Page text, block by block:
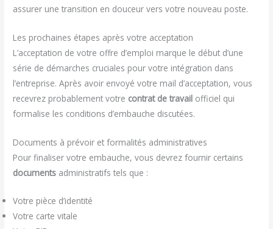
assurer une transition en douceur vers votre nouveau poste.
Les prochaines étapes après votre acceptation
L’acceptation de votre offre d’emploi marque le début d’une
série de démarches cruciales pour votre intégration dans
l’entreprise. Après avoir envoyé votre mail d’acceptation, vous
recevrez probablement votre contrat de travail officiel qui
formalise les conditions d’embauche discutées.
Documents à prévoir et formalités administratives
Pour finaliser votre embauche, vous devrez fournir certains
documents administratifs tels que :
Votre pièce d’identité
Votre carte vitale